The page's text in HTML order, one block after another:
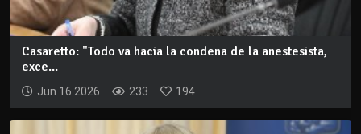
Casaretto: "Todo va hacia la condena de la anestesista,
exce...
Jun 16 2026 233 194